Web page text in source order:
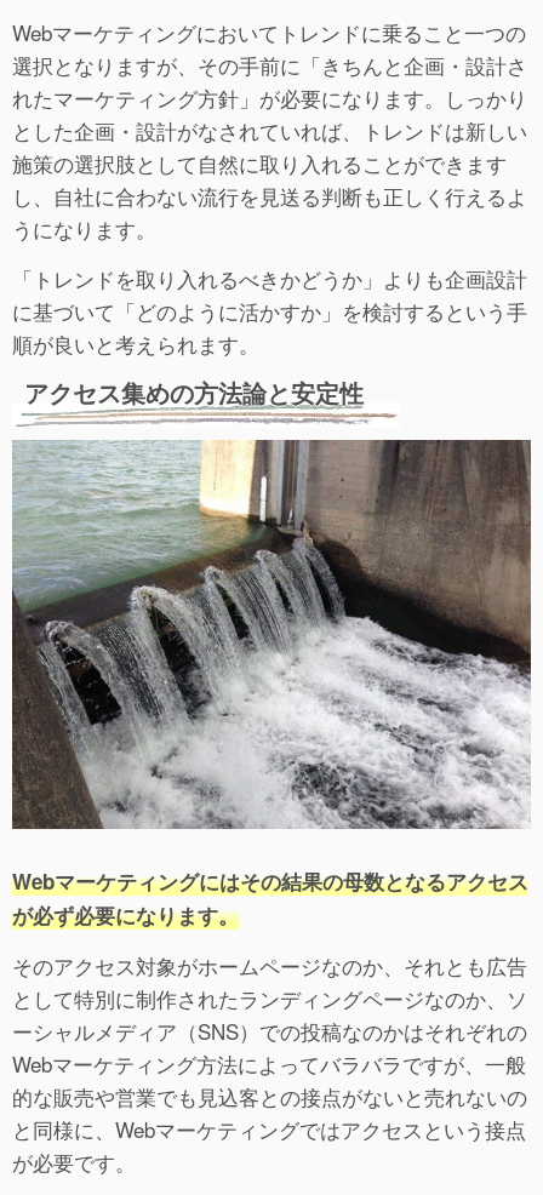
Webマーケティングにおいてトレンドに乗ること一つの
選択となりますが、その手前に「きちんと企画・設計さ
れたマーケティング方針」が必要になります。しっかり
とした企画・設計がなされていれば、トレンドは新しい
施策の選択肢として自然に取り入れることができます
し、自社に合わない流行を見送る判断も正しく行えるよ
うになります。
「トレンドを取り入れるべきかどうか」よりも企画設計
に基づいて「どのように活かすか」を検討するという手
順が良いと考えられます。
アクセス集めの方法論と安定性
Webマーケティングにはその結果の母数となるアクセス
が必ず必要になります。
そのアクセス対象がホームページなのか、それとも広告
として特別に制作されたランディングページなのか、ソ
ーシャルメディア（SNS）での投稿なのかはそれぞれの
Webマーケティング方法によってバラバラですが、一般
的な販売や営業でも見込客との接点がないと売れないの
と同様に、Webマーケティングではアクセスという接点
が必要です。